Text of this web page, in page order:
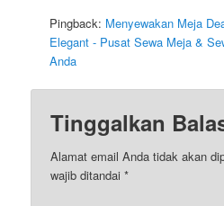
Pingback: Menyewakan Meja
Elegant - Pusat Sewa Meja &
Anda
Tinggalkan
Alamat email Anda tidak akan
wajib ditandai*